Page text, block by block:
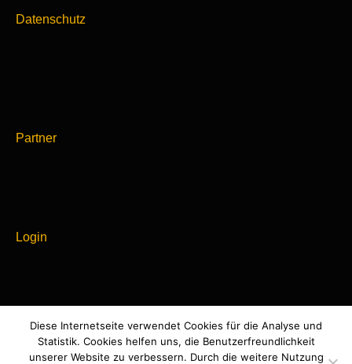
Datenschutz
Partner
Login
Powered by
WordPress
Diese Internetseite verwendet Cookies für die Analyse und
Statistik. Cookies helfen uns, die Benutzerfreundlichkeit
unserer Website zu verbessern. Durch die weitere Nutzung